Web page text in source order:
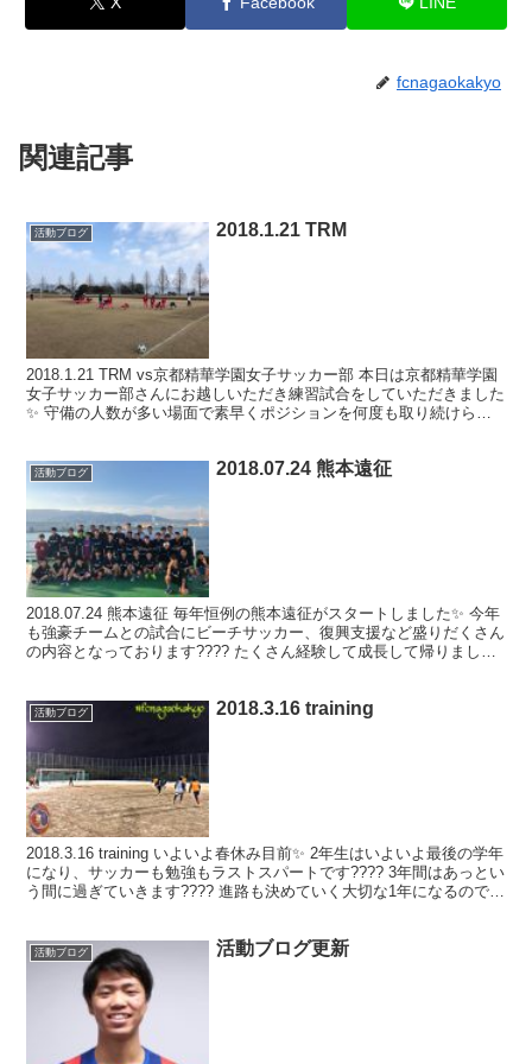
fcnagaokakyo
関連記事
活動ブログ 2018.1.21 TRM
2018.1.21 TRM vs京都精華学園女子サッカー部 本日は京都精華学園
女子サッカー部さんにお越しいただき練習試合をしていただきました
✨ 守備の人数が多い場面で素早くポジションを何度も取り続けられ
活動ブログ 2018.07.24 熊本遠征
2018.07.24 熊本遠征 毎年恒例の熊本遠征がスタートしました✨ 今年
も強豪チームとの試合にビーチサッカー、復興支援など盛りだくさん
の内容となっております???? たくさん経験して成長して帰りましょ
活動ブログ 2018.3.16 training
2018.3.16 training いよいよ春休み目前✨ 2年生はいよいよ最後の学年
になり、サッカーも勉強もラストスパートです???? 3年間はあっとい
う間に過ぎていきます???? 進路も決めていく大切な1年になるので悔
活動ブログ 活動ブログ更新